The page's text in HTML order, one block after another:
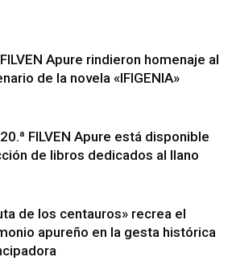
Apure rindieron homenaje al
de la novela «IFIGENIA»
FILVEN Apure está disponible
de libros dedicados al llano
de los centauros» recrea el
apureño en la gesta histórica